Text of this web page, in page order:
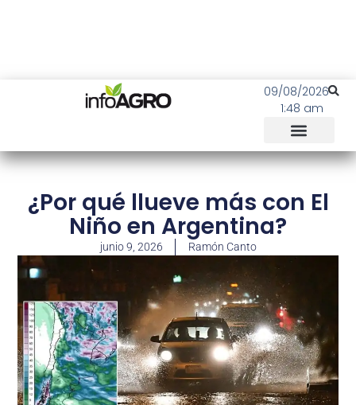
09/08/2026
1:48 am
¿Por qué llueve más con El
Niño en Argentina?
junio 9, 2026 Ramón Canto